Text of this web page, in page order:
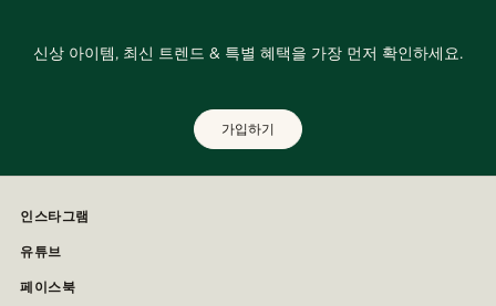
신상 아이템, 최신 트렌드 & 특별 혜택을 가장 먼저 확인하세요.
가입하기
인스타그램
유튜브
페이스북